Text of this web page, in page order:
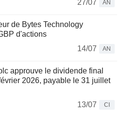
27/07
AN
de Bytes Technology
d'actions
14/07
AN
approuve le dividende final
2026, payable le 31 juillet
13/07
CI